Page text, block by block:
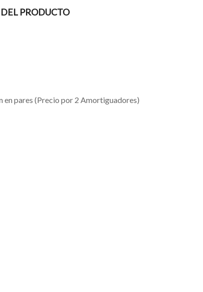
PRODUCTO
en pares (Precio por 2 Amortiguadores)